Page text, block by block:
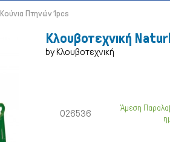
Πτηνών 1pcs
Κλουβοτεχνική
by Κλουβοτεχνική
026536
Άμεση